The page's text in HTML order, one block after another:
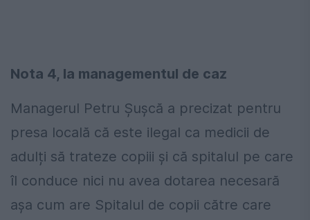
Nota 4, la managementul de caz
Managerul Petru Șușcă a precizat pentru
presa locală că este ilegal ca medicii de
adulți să trateze copiii și că spitalul pe care
îl conduce nici nu avea dotarea necesară
așa cum are Spitalul de copii către care